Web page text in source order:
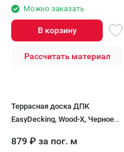
Можно заказать
В корзину
Рассчитать материал
Террасная доска ДПК
EasyDecking, Wood-X, Черное
879 ₽ за пог. м